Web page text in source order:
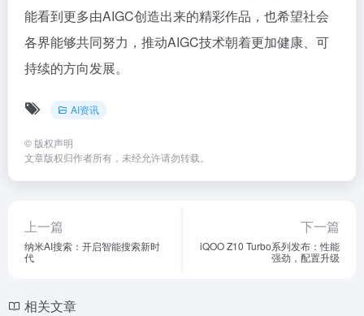
能看到更多由AIGC创造出来的精彩作品，也希望社会
各界能够共同努力，推动AIGC技术朝着更加健康、可
持续的方向发展。
AI资讯
© 版权声明
文章版权归作者所有，未经允许请勿转载。
上一篇
纳米AI搜索：开启智能搜索新时
代
下一篇
iQOO Z10 Turbo系列发布：性能
强劲，配置升级
相关文章